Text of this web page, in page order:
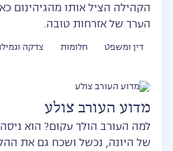
הקהילה הציל אותו מהגיהינום
הערך של אזרחות טובה.
דין ומשפט חלומות צדקה
מדוע העורב צולע
למה העורב הולך עקום? הוא
של היונה, נכשל ושכח גם את